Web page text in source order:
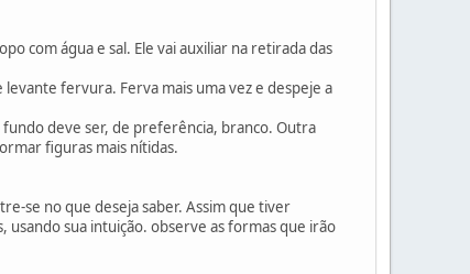
com água e sal. Ele vai auxiliar na retirada das
fervura. Ferva mais uma vez e despeje a
fundo deve ser, de preferência, branco. Outra
figuras mais nítidas.
se no que deseja saber. Assim que tiver
sua intuição. observe as formas que irão